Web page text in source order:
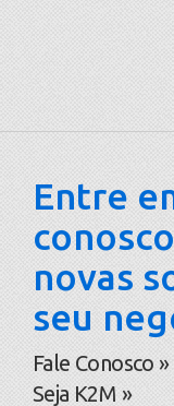
Entre
novas
seu
Fale Conosco »
Seja K2M »